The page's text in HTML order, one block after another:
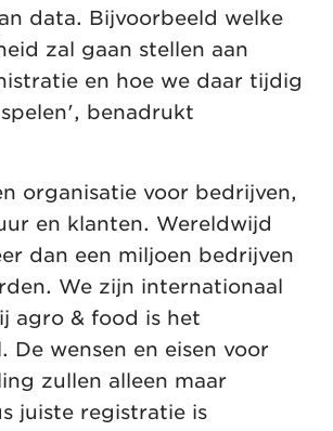
data. Bijvoorbeeld welke
zal gaan stellen aan
en hoe we daar tijdig
benadrukt
organisatie voor bedrijven,
en klanten. Wereldwijd
dan een miljoen bedrijven
We zijn internationaal
agro & food is het
De wensen en eisen voor
zullen alleen maar
juiste registratie is